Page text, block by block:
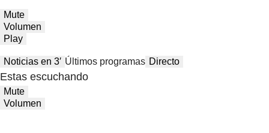
Mute
Volumen
Play
Noticias en 3′ Últimos programas Directo
Estas escuchando
Mute
Volumen